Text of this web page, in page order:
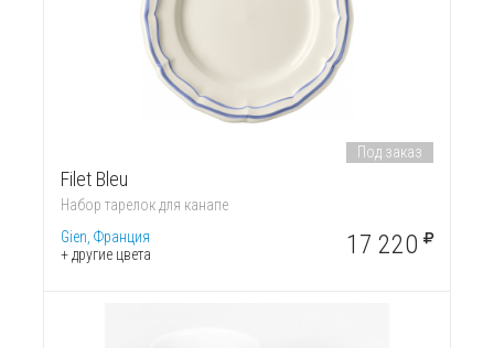
Filet Bleu
Набор тарелок для канапе
Gien, Франция
+ другие цвета
Под заказ
17 220